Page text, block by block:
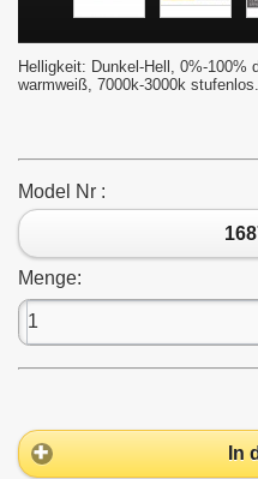
Helligkeit: Dunkel-Hell, 0%-100%
warmweiß, 7000k-3000k stufenlos.
Model Nr :
Menge:
In